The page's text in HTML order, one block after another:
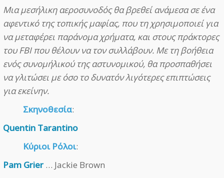
Μια μεσήλικη αεροσυνοδός θα βρεθεί ανάμεσα σε ένα
αφεντικό της τοπικής μαφίας, που τη χρησιμοποιεί για
να μεταφέρει παράνομα χρήματα, και στους πράκτορες
του FBI που θέλουν να τον συλλάβουν. Με τη βοήθεια
ενός συνομήλικού της αστυνομικού, θα προσπαθήσει
να γλιτώσει με όσο το δυνατόν λιγότερες επιπτώσεις
για εκείνην.
Σκηνοθεσία:
Quentin Tarantino
Κύριοι Ρόλοι:
Pam Grier … Jackie Brown